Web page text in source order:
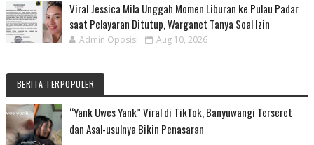
Viral Jessica Mila Unggah Momen Liburan ke Pulau Padar
saat Pelayaran Ditutup, Warganet Tanya Soal Izin
Admin Oposisi Aug 10, 2026
BERITA TERPOPULER
“Yank Uwes Yank” Viral di TikTok, Banyuwangi Terseret
dan Asal-usulnya Bikin Penasaran